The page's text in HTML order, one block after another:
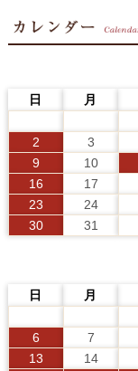
日
月
2
3
9
10
16
17
23
24
30
31
日
月
6
7
13
14